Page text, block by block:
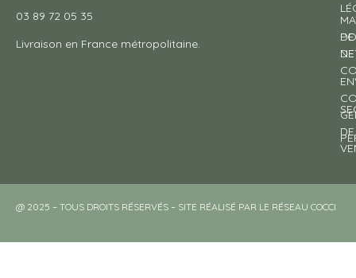
03 89 72 05 35
Livraison en France métropolitaine.
DE
DE
DE
@ 2025 – TOUS DROITS RÉSERVÉS – SITE RÉALISÉ PAR LE RÉSEAU COCCI